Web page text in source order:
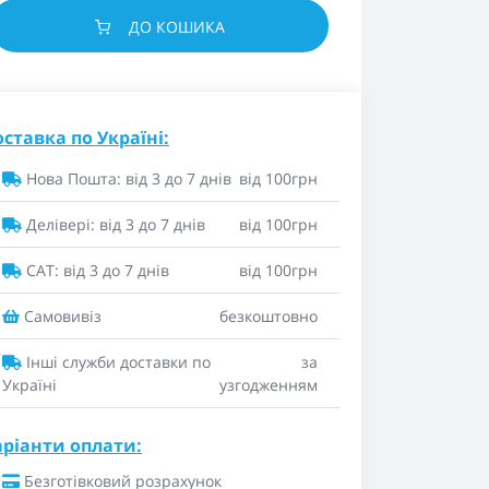
ДО КОШИКА
по Україні:
Нова Пошта: від 3 до 7 днів від 100грн
Делівері: від 3 до 7 днів від 100грн
САТ: від 3 до 7 днів від 100грн
Самовивіз безкоштовно
Інші служби доставки по
Україні
за
узгодженням
оплати:
Безготівковий розрахунок